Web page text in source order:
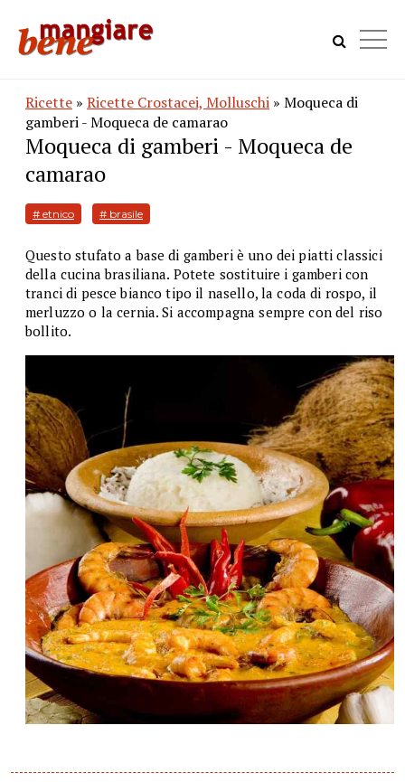
Ricette » Ricette Crostacei, Molluschi » Moqueca di
gamberi - Moqueca de camarao
Moqueca di gamberi - Moqueca de
camarao
# etnico # brasile
Questo stufato a base di gamberi è uno dei piatti classici
della cucina brasiliana. Potete sostituire i gamberi con
tranci di pesce bianco tipo il nasello, la coda di rospo, il
merluzzo o la cernia. Si accompagna sempre con del riso
bollito.